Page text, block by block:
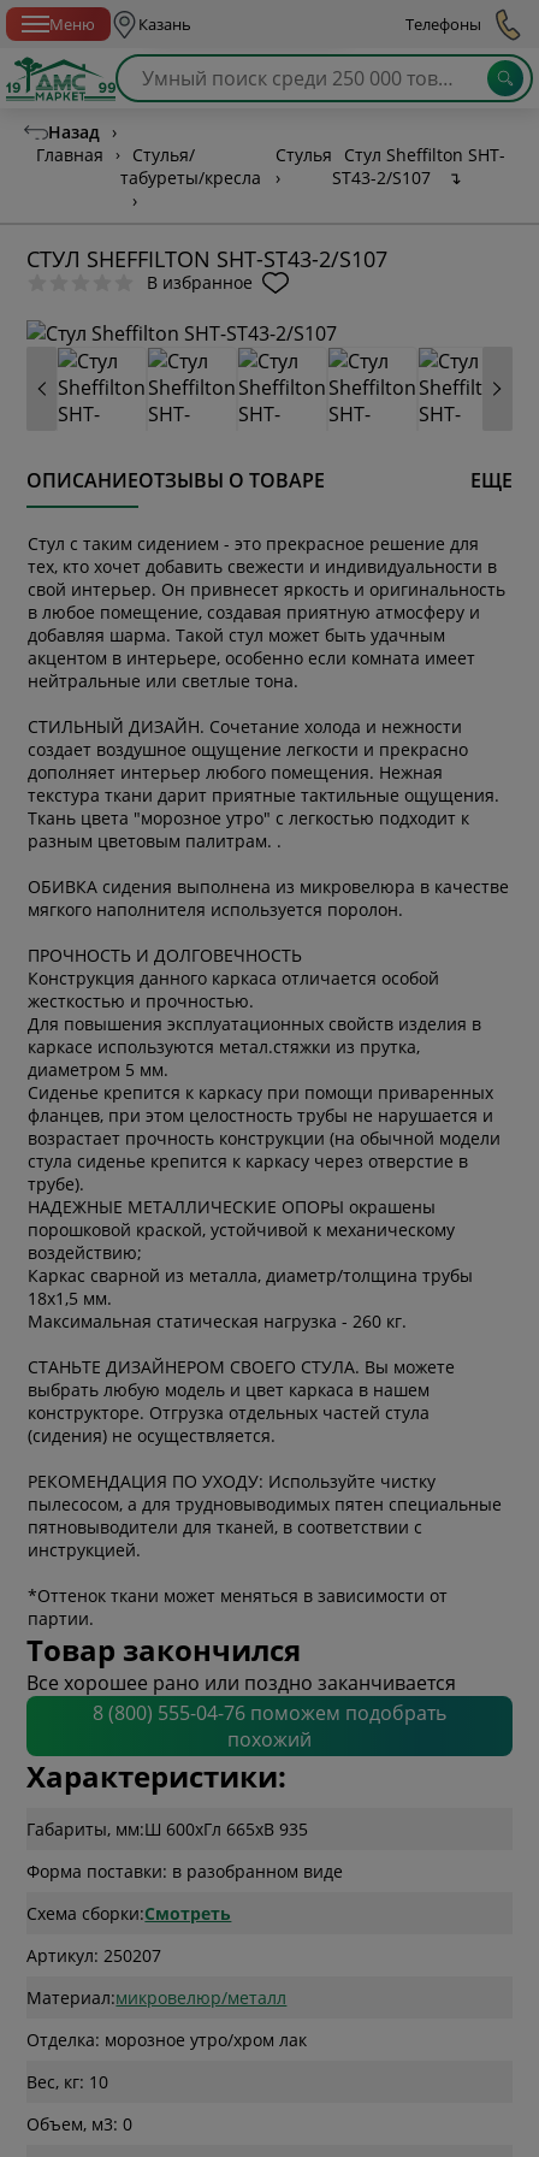
Меню Казань Телефоны
Назад ›
Главная
›
Стулья/
табуреты/кресла
›
Стулья
›
Стул Sheffilton SHT-
ST43-2/S107
↴
СТУЛ SHEFFILTON SHT-ST43-2/S107
В избранное
ОПИСАНИЕОТЗЫВЫ О ТОВАРЕ ЕЩЕ
Стул с таким сидением - это прекрасное решение для
тех, кто хочет добавить свежести и индивидуальности в
свой интерьер. Он привнесет яркость и оригинальность
в любое помещение, создавая приятную атмосферу и
добавляя шарма. Такой стул может быть удачным
акцентом в интерьере, особенно если комната имеет
нейтральные или светлые тона.
СТИЛЬНЫЙ ДИЗАЙН. Сочетание холода и нежности
создает воздушное ощущение легкости и прекрасно
дополняет интерьер любого помещения. Нежная
текстура ткани дарит приятные тактильные ощущения.
Ткань цвета "морозное утро" с легкостью подходит к
разным цветовым палитрам. .
ОБИВКА сидения выполнена из микровелюра в качестве
мягкого наполнителя используется поролон.
ПРОЧНОСТЬ И ДОЛГОВЕЧНОСТЬ
Конструкция данного каркаса отличается особой
жесткостью и прочностью.
Для повышения эксплуатационных свойств изделия в
каркасе используются метал.стяжки из прутка,
диаметром 5 мм.
Сиденье крепится к каркасу при помощи приваренных
фланцев, при этом целостность трубы не нарушается и
возрастает прочность конструкции (на обычной модели
стула сиденье крепится к каркасу через отверстие в
трубе).
НАДЕЖНЫЕ МЕТАЛЛИЧЕСКИЕ ОПОРЫ окрашены
порошковой краской, устойчивой к механическому
воздействию;
Каркас сварной из металла, диаметр/толщина трубы
18х1,5 мм.
Максимальная статическая нагрузка - 260 кг.
СТАНЬТЕ ДИЗАЙНЕРОМ СВОЕГО СТУЛА. Вы можете
выбрать любую модель и цвет каркаса в нашем
конструкторе. Отгрузка отдельных частей стула
(сидения) не осуществляется.
РЕКОМЕНДАЦИЯ ПО УХОДУ: Используйте чистку
пылесосом, а для трудновыводимых пятен специальные
пятновыводители для тканей, в соответствии с
инструкцией.
*Оттенок ткани может меняться в зависимости от
партии.
Товар закончился
Все хорошее рано или поздно заканчивается
8 (800) 555-04-76 поможем подобрать
похожий
Характеристики:
Габариты, мм:Ш 600xГл 665xВ 935
Форма поставки: в разобранном виде
Схема сборки:Смотреть
Артикул: 250207
Материал:микровелюр/металл
Отделка: морозное утро/хром лак
Вес, кг: 10
Объем, м3: 0